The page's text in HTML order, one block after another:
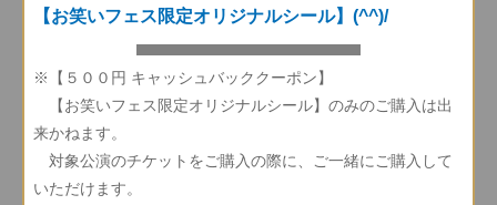
【お笑いフェス限定オリジナルシール】(^^)/
※【５００円 キャッシュバッククーポン】
【お笑いフェス限定オリジナルシール】のみのご購入は出
来かねます。
対象公演のチケットをご購入の際に、ご一緒にご購入して
いただけます。